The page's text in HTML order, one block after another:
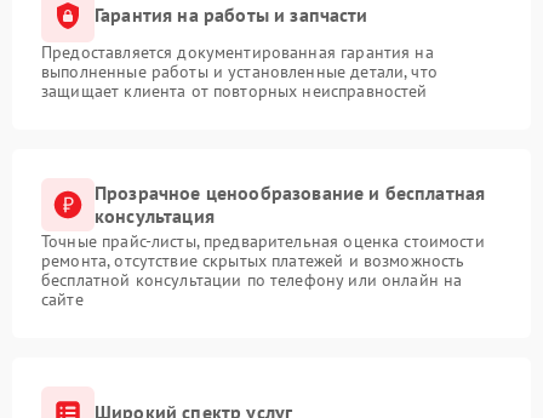
Гарантия на работы и запчасти
Предоставляется документированная гарантия на
выполненные работы и установленные детали, что
защищает клиента от повторных неисправностей
Прозрачное ценообразование и бесплатная
консультация
Точные прайс-листы, предварительная оценка стоимости
ремонта, отсутствие скрытых платежей и возможность
бесплатной консультации по телефону или онлайн на
сайте
Широкий спектр услуг